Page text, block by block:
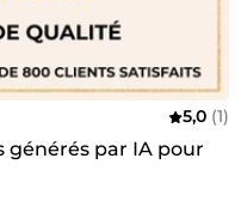
5,0 (1)
générés par IA pour